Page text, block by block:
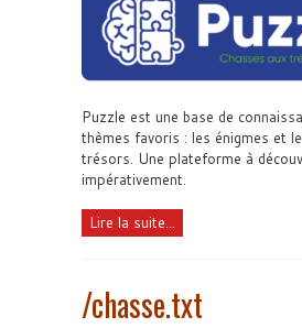
Puzzle est une base de
thèmes favoris : les énigmes et
trésors. Une plateforme à
impérativement.
Lire la suite...
/chasse.txt